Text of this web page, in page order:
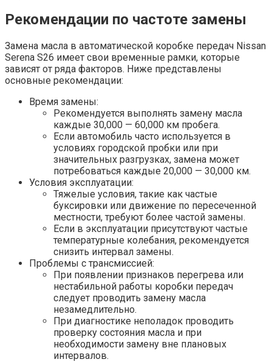
Рекомендации по частоте замены
Замена масла в автоматической коробке передач Nissan
Serena S26 имеет свои временные рамки, которые
зависят от ряда факторов. Ниже представлены
основные рекомендации:
Время замены:
Рекомендуется выполнять замену масла
каждые 30,000 — 60,000 км пробега.
Если автомобиль часто используется в
условиях городской пробки или при
значительных разгрузках, замена может
потребоваться каждые 20,000 — 30,000 км.
Условия эксплуатации:
Тяжелые условия, такие как частые
буксировки или движение по пересеченной
местности, требуют более частой замены.
Если в эксплуатации присутствуют частые
температурные колебания, рекомендуется
снизить интервал замены.
Проблемы с трансмиссией:
При появлении признаков перегрева или
нестабильной работы коробки передач
следует проводить замену масла
незамедлительно.
При диагностике неполадок проводить
проверку состояния масла и при
необходимости замену вне плановых
интервалов.